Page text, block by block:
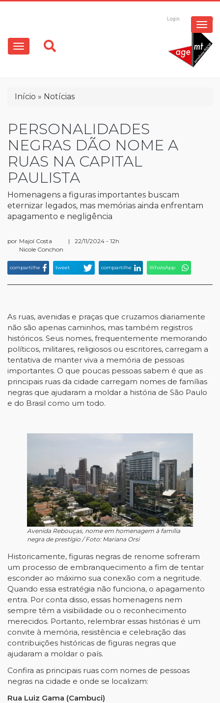
conteúdo
principal
Login Registrar
Main
navigation
Trilha
navegação
Início Notícias
PERSONALIDADES
NEGRAS DÃO NOME A
RUAS NA CAPITAL
PAULISTA
Homenagens a figuras importantes buscam
eternizar legados, mas memórias ainda enfrentam
apagamento e negligência
por Majoí Costa
Nicole Conchon
| 22/11/2024 - 12h
compartilhe tweet compartilhe WhatsApp
As ruas, avenidas e praças que cruzamos diariamente
não são apenas caminhos, mas também registros
históricos. Seus nomes, frequentemente memorando
políticos, militares, religiosos ou escritores, carregam a
tentativa de manter viva a memória de pessoas
importantes. O que poucas pessoas sabem é que as
principais ruas da cidade carregam nomes de famílias
negras que ajudaram a moldar a história de São Paulo
e do Brasil como um todo.
Avenida Rebouças, nome em homenagem à família
negra de prestígio / Foto: Mariana Orsi
Historicamente, figuras negras de renome sofreram
um processo de embranquecimento a fim de tentar
esconder ao máximo sua conexão com a negritude.
Quando essa estratégia não funciona, o apagamento
entra. Por conta disso, essas homenagens nem
sempre têm a visibilidade ou o reconhecimento
merecidos. Portanto, relembrar essas histórias é um
convite à memória, resistência e celebração das
contribuições históricas de figuras negras que
ajudaram a moldar o país.
Confira as principais ruas com nomes de pessoas
negras na cidade e onde se localizam:
Rua Luiz Gama (Cambuci)